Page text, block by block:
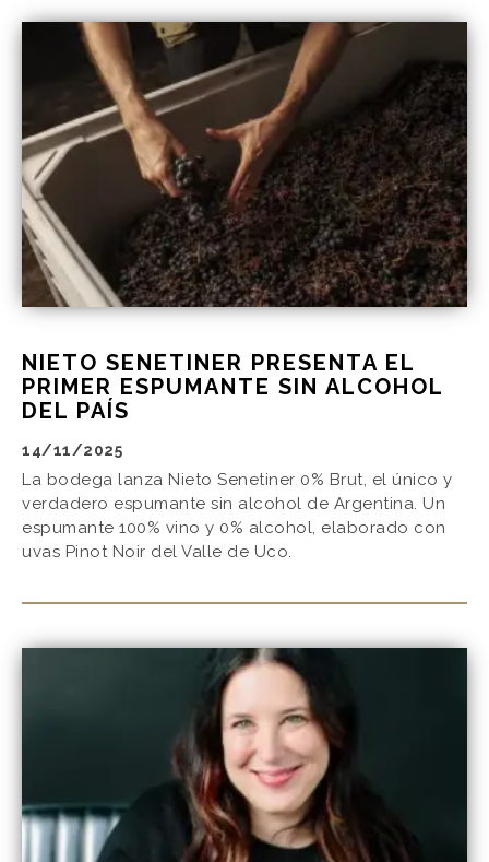
NIETO SENETINER PRESENTA EL
PRIMER ESPUMANTE SIN ALCOHOL
DEL PAÍS
14/11/2025
La bodega lanza Nieto Senetiner 0% Brut, el único y
verdadero espumante sin alcohol de Argentina. Un
espumante 100% vino y 0% alcohol, elaborado con
uvas Pinot Noir del Valle de Uco.